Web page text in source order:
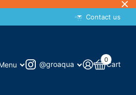
Contact us
@groaqua Cart
0